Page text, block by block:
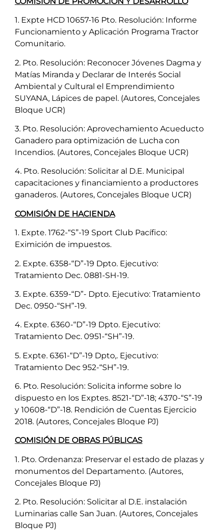
1. Expte HCD 10657-16 Pto. Resolución: Informe
Funcionamiento y Aplicación Programa Tractor
Comunitario.
2. Pto. Resolución: Reconocer Jóvenes Dagma y
Matías Miranda y Declarar de Interés Social
Ambiental y Cultural el Emprendimiento
SUYANA, Lápices de papel. (Autores, Concejales
Bloque UCR)
3. Pto. Resolución: Aprovechamiento Acueducto
Ganadero para optimización de Lucha con
Incendios. (Autores, Concejales Bloque UCR)
4. Pto. Resolución: Solicitar al D.E. Municipal
capacitaciones y financiamiento a productores
ganaderos. (Autores, Concejales Bloque UCR)
COMISIÓN DE HACIENDA
1. Expte. 1762-“S”-19 Sport Club Pacífico:
Eximición de impuestos.
2. Expte. 6358-“D”-19 Dpto. Ejecutivo:
Tratamiento Dec. 0881-SH-19.
3. Expte. 6359-“D”- Dpto. Ejecutivo: Tratamiento
Dec. 0950-“SH”-19.
4. Expte. 6360-“D”-19 Dpto. Ejecutivo:
Tratamiento Dec. 0951-“SH”-19.
5. Expte. 6361-“D”-19 Dpto,. Ejecutivo:
Tratamiento Dec 952-“SH”-19.
6. Pto. Resolución: Solicita informe sobre lo
dispuesto en los Exptes. 8521-“D”-18; 4370-“S”-19
y 10608-“D”-18. Rendición de Cuentas Ejercicio
2018. (Autores, Concejales Bloque PJ)
COMISIÓN DE OBRAS PÚBLICAS
1. Pto. Ordenanza: Preservar el estado de plazas y
monumentos del Departamento. (Autores,
Concejales Bloque PJ)
2. Pto. Resolución: Solicitar al D.E. instalación
Luminarias calle San Juan. (Autores, Concejales
Bloque PJ)